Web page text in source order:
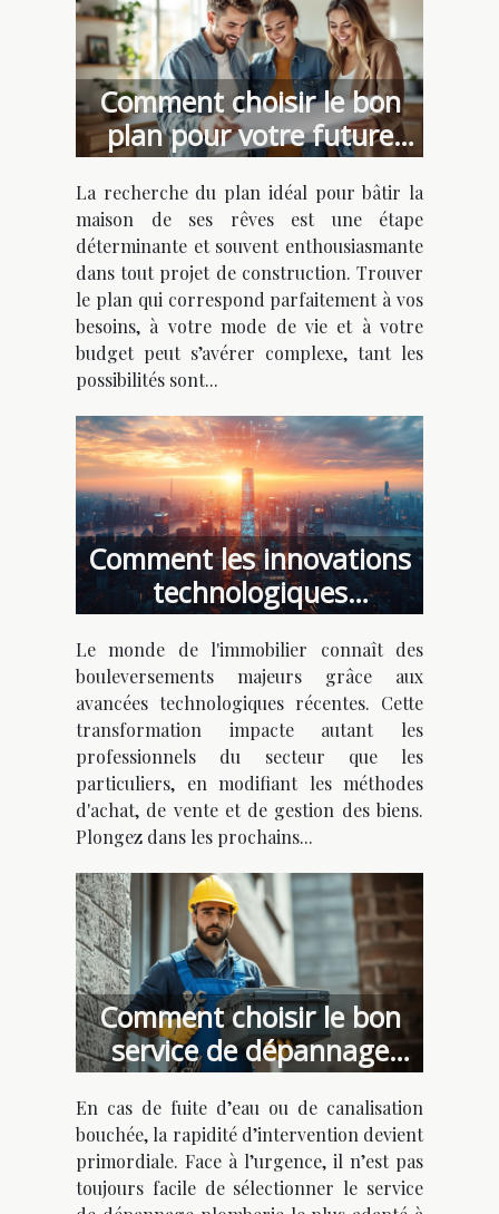
Comment choisir le bon
plan pour votre future
maison de rêve ?
La recherche du plan idéal pour bâtir la
maison de ses rêves est une étape
déterminante et souvent enthousiasmante
dans tout projet de construction. Trouver
le plan qui correspond parfaitement à vos
besoins, à votre mode de vie et à votre
budget peut s’avérer complexe, tant les
possibilités sont...
Comment les innovations
technologiques
transforment-elles
l'immobilier ?
Le monde de l'immobilier connaît des
bouleversements majeurs grâce aux
avancées technologiques récentes. Cette
transformation impacte autant les
professionnels du secteur que les
particuliers, en modifiant les méthodes
d'achat, de vente et de gestion des biens.
Plongez dans les prochains...
Comment choisir le bon
service de dépannage
plomberie urgent ?
En cas de fuite d’eau ou de canalisation
bouchée, la rapidité d’intervention devient
primordiale. Face à l’urgence, il n’est pas
toujours facile de sélectionner le service